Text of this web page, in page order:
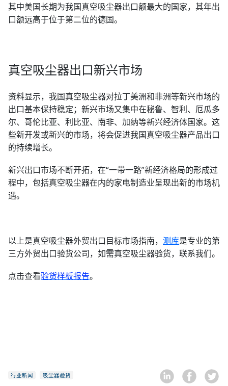
其中美国长期为我国真空吸尘器出口额最大的国家，其年出
口额远高于位于第二位的德国。
真空吸尘器出口新兴市场
资料显示，我国真空吸尘器对拉丁美洲和非洲等新兴市场的
出口基本保持稳定；新兴市场又集中在秘鲁、智利、厄瓜多
尔、哥伦比亚、利比亚、南非、加纳等新兴经济体国家。这
些新开发或新兴的市场，将会促进我国真空吸尘器产品出口
的持续增长。
新兴出口市场不断开拓，在“一带一路”新经济格局的形成过
程中，包括真空吸尘器在内的家电制造业呈现出新的市场机
遇。
以上是真空吸尘器外贸出口目标市场指南， 测库是专业的第
三方外贸出口验货公司，如需真空吸尘器验货，联系我们。
点击查看验货样板报告。
行业新闻 吸尘器验货